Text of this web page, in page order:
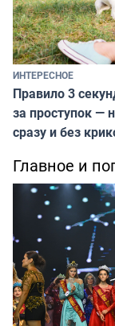
ИНТЕРЕСНОЕ
Правило 3
за проступок —
сразу и без
Главное и